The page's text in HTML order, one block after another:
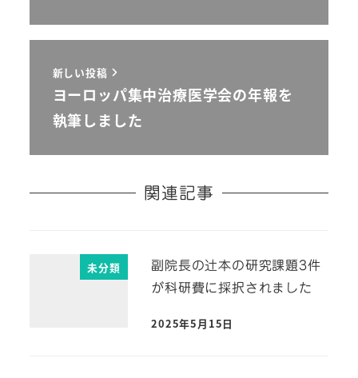
新しい投稿
ヨーロッパ集中治療医学会の年報を
執筆しました
関連記事
未分類
副院長の辻本の研究課題3件
が科研費に採択されました
2025年5月15日